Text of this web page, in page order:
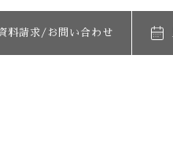
料請求/お問い合わせ